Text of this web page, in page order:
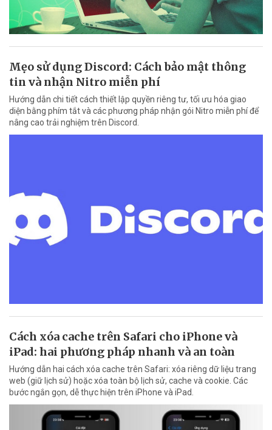
Mẹo sử dụng Discord: Cách bảo mật thông
tin và nhận Nitro miễn phí
Hướng dẫn chi tiết cách thiết lập quyền riêng tư, tối ưu hóa giao
diện bằng phím tắt và các phương pháp nhận gói Nitro miễn phí để
nâng cao trải nghiệm trên Discord.
Cách xóa cache trên Safari cho iPhone và
iPad: hai phương pháp nhanh và an toàn
Hướng dẫn hai cách xóa cache trên Safari: xóa riêng dữ liệu trang
web (giữ lịch sử) hoặc xóa toàn bộ lịch sử, cache và cookie. Các
bước ngắn gọn, dễ thực hiện trên iPhone và iPad.